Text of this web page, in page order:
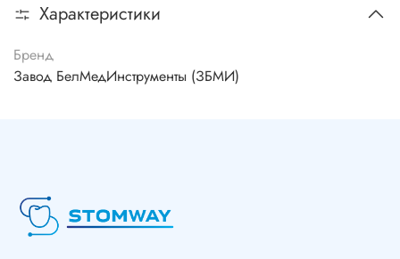
Характеристики
Бренд
Завод БелМедИнструменты (ЗБМИ)